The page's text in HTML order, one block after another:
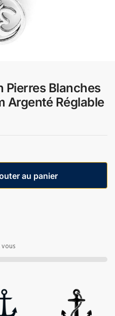
Pierres Blanches
Argenté Réglable
au panier